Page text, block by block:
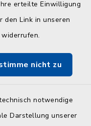
erteilte Einwilligung
den Link in unseren
widerrufen.
nicht zu
notwendige
Darstellung unserer